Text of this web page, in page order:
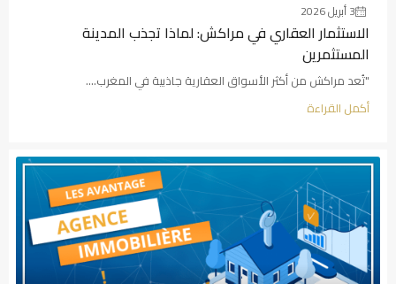
3 أبريل 2026
الاستثمار العقاري في مراكش: لماذا تجذب المدينة
المستثمرين
"تُعد مراكش من أكثر الأسواق العقارية جاذبية في المغرب....
أكمل القراءة